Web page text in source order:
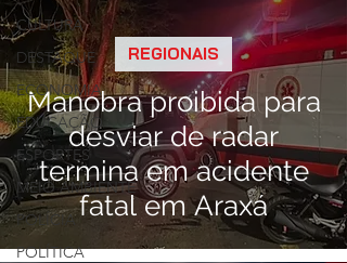
CULTURA
DESTAQUE
ECONOMIA
EDUCAÇÃO
ESPORTES
MEIO AMBIENTE
POLÍCIA
POLÍTICA
Manobra proibida para
desviar de radar
termina em acidente
fatal em Araxá
REGIONAIS